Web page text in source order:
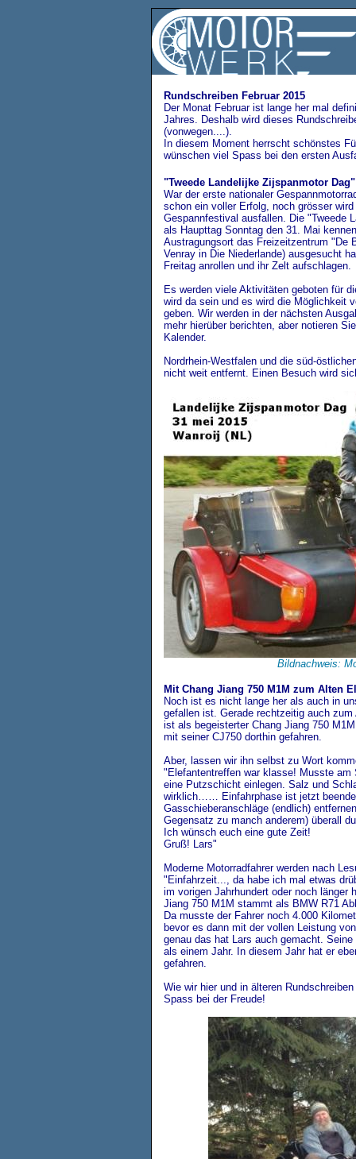
Rundschreiben Februar 2015
Der Monat Februar ist lange her mal
Jahres. Deshalb wird dieses
(vonwegen....).
In diesem Moment herrscht schönstes
wünschen viel Spass bei den ersten
"Tweede Landelijke Zijspanmotor
War der erste nationaler
schon ein voller Erfolg, noch grösser
Gespannfestival ausfallen. Die "Tweede
als Haupttag Sonntag den 31. Mai
Austragungsort das Freizeitzentrum "De
Venray in Die Niederlande) ausgesucht
Freitag anrollen und ihr Zelt aufschlagen.
Es werden viele Aktivitäten geboten für
wird da sein und es wird die Möglichkeit
geben. Wir werden in der nächsten
mehr hierüber berichten, aber notieren
Kalender.
Nordrhein-Westfalen und die süd-
nicht weit entfernt. Einen Besuch wird
Bildnachweis:
Mit Chang Jiang 750 M1M zum Alten
Noch ist es nicht lange her als auch in
gefallen ist. Gerade rechtzeitig auch
ist als begeisterter Chang Jiang 750
mit seiner CJ750 dorthin gefahren.
Aber, lassen wir ihn selbst zu Wort
"Elefantentreffen war klasse! Musste am
eine Putzschicht einlegen. Salz und
wirklich…… Einfahrphase ist jetzt
Gasschieberanschläge (endlich)
Gegensatz zu manch anderem) überall
Ich wünsch euch eine gute Zeit!
Gruß! Lars"
Moderne Motorradfahrer werden nach
"Einfahrzeit..., da habe ich mal etwas
im vorigen Jahrhundert oder noch länger
Jiang 750 M1M stammt als BMW R71
Da musste der Fahrer noch 4.000
bevor es dann mit der vollen Leistung
genau das hat Lars auch gemacht.
als einem Jahr. In diesem Jahr hat er
gefahren.
Wie wir hier und in älteren
Spass bei der Freude!